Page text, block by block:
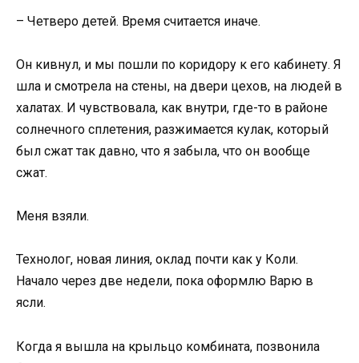
– Четверо детей. Время считается иначе.
Он кивнул, и мы пошли по коридору к его кабинету. Я
шла и смотрела на стены, на двери цехов, на людей в
халатах. И чувствовала, как внутри, где-то в районе
солнечного сплетения, разжимается кулак, который
был сжат так давно, что я забыла, что он вообще
сжат.
Меня взяли.
Технолог, новая линия, оклад почти как у Коли.
Начало через две недели, пока оформлю Варю в
ясли.
Когда я вышла на крыльцо комбината, позвонила